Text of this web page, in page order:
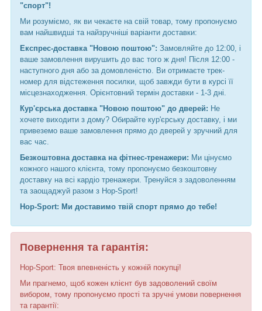
"спорт"!
Ми розуміємо, як ви чекаєте на свій товар, тому пропонуємо
вам найшвидші та найзручніші варіанти доставки:
Експрес-доставка "Новою поштою": Замовляйте до 12:00, і
ваше замовлення вирушить до вас того ж дня! Після 12:00 -
наступного дня або за домовленістю. Ви отримаєте трек-
номер для відстеження посилки, щоб завжди бути в курсі її
місцезнаходження. Орієнтовний термін доставки - 1-3 дні.
Кур'єрська доставка "Новою поштою" до дверей: Не
хочете виходити з дому? Обирайте кур'єрську доставку, і ми
привеземо ваше замовлення прямо до дверей у зручний для
вас час.
Безкоштовна доставка на фітнес-тренажери: Ми цінуємо
кожного нашого клієнта, тому пропонуємо безкоштовну
доставку на всі кардіо тренажери. Тренуйся з задоволенням
та заощаджуй разом з Hop-Sport!
Hop-Sport: Ми доставимо твій спорт прямо до тебе!
Повернення та гарантія:
Hop-Sport: Твоя впевненість у кожній покупці!
Ми прагнемо, щоб кожен клієнт був задоволений своїм
вибором, тому пропонуємо прості та зручні умови повернення
та гарантії: